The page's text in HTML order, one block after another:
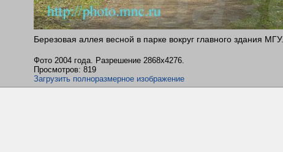
Березовая аллея весной в парке вокруг главного здания МГУ.
Фото 2004 года. Разрешение 2868х4276.
Просмотров: 819
Загрузить полноразмерное изображение